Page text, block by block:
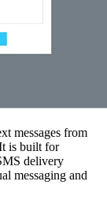
messages from
is built for
delivery
messaging and